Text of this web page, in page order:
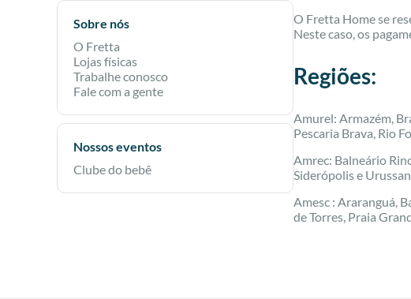
Sobre nós
O Fretta
Lojas físicas
Trabalhe conosco
Fale com a gente
Nossos eventos
Clube do bebê
O Fretta Home se
Neste caso, os
Regiões:
Amurel: Armazém,
Pescaria Brava, Rio
Amrec: Balneário
Siderópolis e
Amesc : Araranguá,
de Torres, Praia